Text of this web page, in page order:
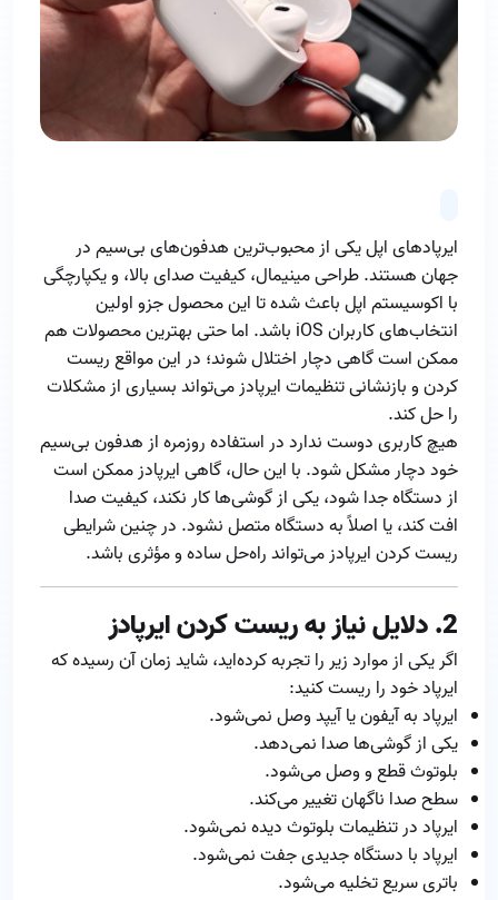
ایرپادهای اپل یکی از محبوب‌ترین هدفون‌های بی‌سیم در
جهان هستند. طراحی مینیمال، کیفیت صدای بالا، و یکپارچگی
با اکوسیستم اپل باعث شده تا این محصول جزو اولین
انتخاب‌های کاربران iOS باشد. اما حتی بهترین محصولات هم
ممکن است گاهی دچار اختلال شوند؛ در این مواقع ریست
کردن و بازنشانی تنظیمات ایرپادز می‌تواند بسیاری از مشکلات
را حل کند.
هیچ کاربری دوست ندارد در استفاده روزمره از هدفون بی‌سیم
خود دچار مشکل شود. با این حال، گاهی ایرپادز ممکن است
از دستگاه جدا شود، یکی از گوشی‌ها کار نکند، کیفیت صدا
افت کند، یا اصلاً به دستگاه متصل نشود. در چنین شرایطی
ریست کردن ایرپادز می‌تواند راه‌حل ساده و مؤثری باشد.
2. دلایل نیاز به ریست کردن ایرپادز
اگر یکی از موارد زیر را تجربه کرده‌اید، شاید زمان آن رسیده که
ایرپاد خود را ریست کنید:
ایرپاد به آیفون یا آیپد وصل نمی‌شود.
یکی از گوشی‌ها صدا نمی‌دهد.
بلوتوث قطع و وصل می‌شود.
سطح صدا ناگهان تغییر می‌کند.
ایرپاد در تنظیمات بلوتوث دیده نمی‌شود.
ایرپاد با دستگاه جدیدی جفت نمی‌شود.
باتری سریع تخلیه می‌شود.